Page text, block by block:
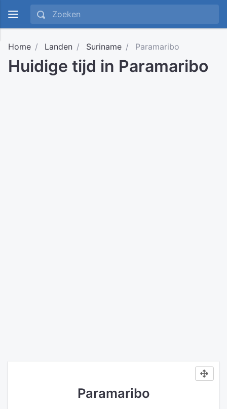
Home Landen Suriname Paramaribo
Huidige tijd in Paramaribo
Paramaribo